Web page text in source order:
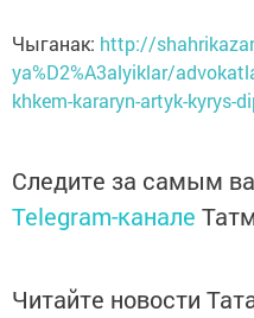
Чыганак: http://
ya%D2%A3alyiklar/
khkem-kararyn-artyk-kyrys-
Следите за самым
Telegram-канале
Читайте новости